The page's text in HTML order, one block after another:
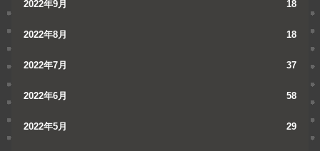
2022年9月 18
2022年8月 18
2022年7月 37
2022年6月 58
2022年5月 29